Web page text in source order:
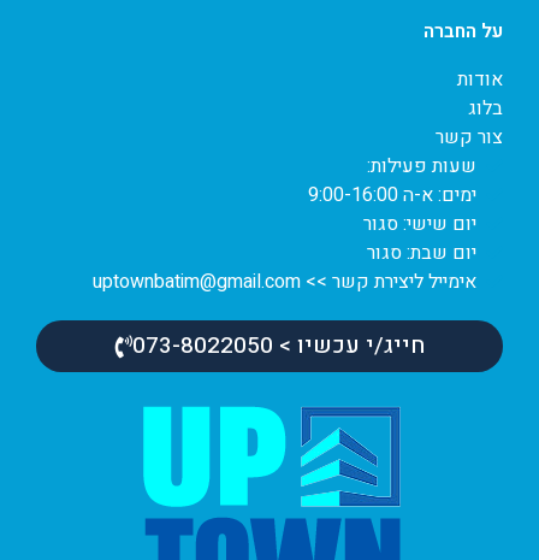
על החברה
אודות
בלוג
צור קשר
שעות פעילות:
ימים: א-ה 9:00-16:00
יום שישי: סגור
יום שבת: סגור
אימייל ליצירת קשר >> uptownbatim@gmail.com
חייג/י עכשיו > 073-8022050